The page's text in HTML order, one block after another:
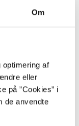
Om
af
eller
på ”Cookies” i
de anvendte